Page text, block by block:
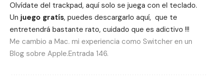
Olvídate del trackpad, aquí solo se juega con el teclado.
Un juego gratís, puedes descargarlo aquí, que te
entretendrá bastante rato, cuidado que es adictivo !!!
Me cambio a Mac. mi experiencia como Switcher en un
Blog sobre Apple.Entrada 146.